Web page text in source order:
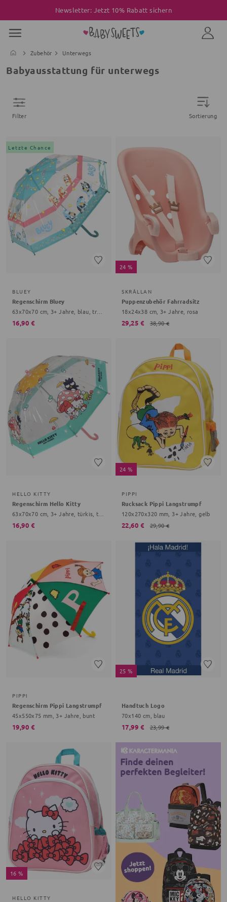
Newsletter: Jetzt 10% Rabatt sichern
Zubehör Unterwegs
Babyausstattung für unterwegs
Filter Sortierung
Letzte Chance
BLUEY
Regenschirm Bluey
63x70x70 cm, 3+ Jahre, blau, transparent
16,90 €
24 %
SKRÅLLAN
Puppenzubehör Fahrradsitz
18x24x38 cm, 3+ Jahre, rosa
29,25 € 38,90 €
HELLO KITTY
Regenschirm Hello Kitty
16,90 €
24 %
PIPPI
Rucksack Pippi Langstrumpf
120x270x320 mm, 3+ Jahre, gelb
22,60 € 29,90 €
PIPPI
Regenschirm Pippi Langstrumpf
45x550x75 mm, 3+ Jahre, bunt
19,90 €
25 %
Handtuch Logo
70x140 cm, blau
17,99 € 23,99 €
16 %
HELLO KITTY